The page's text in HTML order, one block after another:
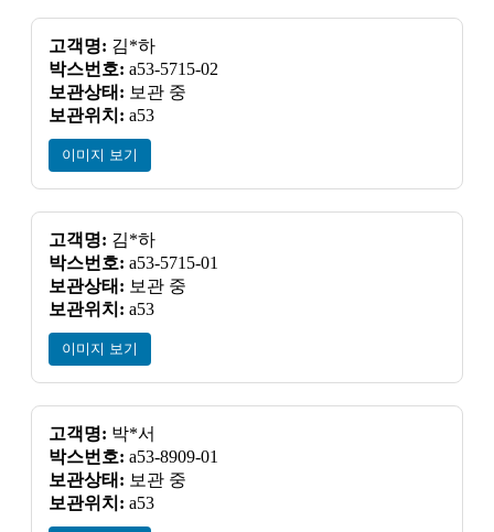
고객명: 김*하
박스번호: a53-5715-02
보관상태: 보관 중
보관위치: a53
이미지 보기
고객명: 김*하
박스번호: a53-5715-01
보관상태: 보관 중
보관위치: a53
이미지 보기
고객명: 박*서
박스번호: a53-8909-01
보관상태: 보관 중
보관위치: a53